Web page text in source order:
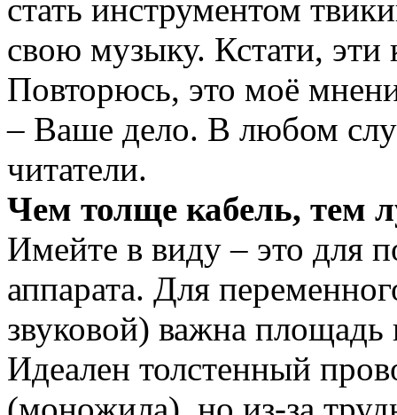
стать инструментом
свою музыку. Кстати, эти
Повторюсь, это моё
– Ваше дело. В любом
читатели.
Чем толще кабель, тем
Имейте в виду – это для
аппарата. Для
звуковой) важна площадь
Идеален толстенный